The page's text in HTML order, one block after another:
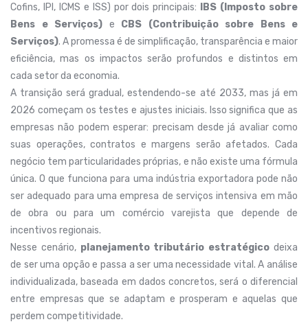
Cofins, IPI, ICMS e ISS) por dois principais:
IBS (Imposto sobre
Bens e Serviços) e CBS (Contribuição sobre Bens e
Serviços). A promessa é de simplificação, transparência e maior
eficiência, mas os impactos serão profundos e distintos em
cada setor da economia.
A transição será gradual, estendendo-se até 2033, mas já em
2026 começam os testes e ajustes iniciais. Isso significa que as
empresas não podem esperar: precisam desde já avaliar como
suas operações, contratos e margens serão afetados. Cada
negócio tem particularidades próprias, e não existe uma fórmula
única. O que funciona para uma indústria exportadora pode não
ser adequado para uma empresa de serviços intensiva em mão
de obra ou para um comércio varejista que depende de
incentivos regionais.
Nesse cenário, planejamento tributário estratégico deixa
de ser uma opção e passa a ser uma necessidade vital. A análise
individualizada, baseada em dados concretos, será o diferencial
entre empresas que se adaptam e prosperam e aquelas que
perdem competitividade.